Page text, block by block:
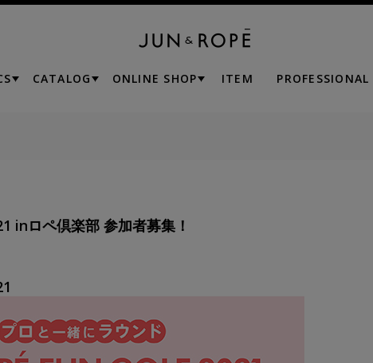
CATALOG ONLINE SHOP ITEM PROFESSIONAL
inロペ倶楽部 参加者募集！